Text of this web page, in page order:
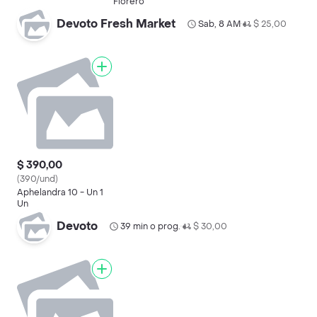
Devoto Fresh Market Sab, 8 AM• $ 25,00
$ 390,00
(390/und)
Aphelandra 10 - Un 1
Un
Devoto 39 min o prog.• $ 30,00